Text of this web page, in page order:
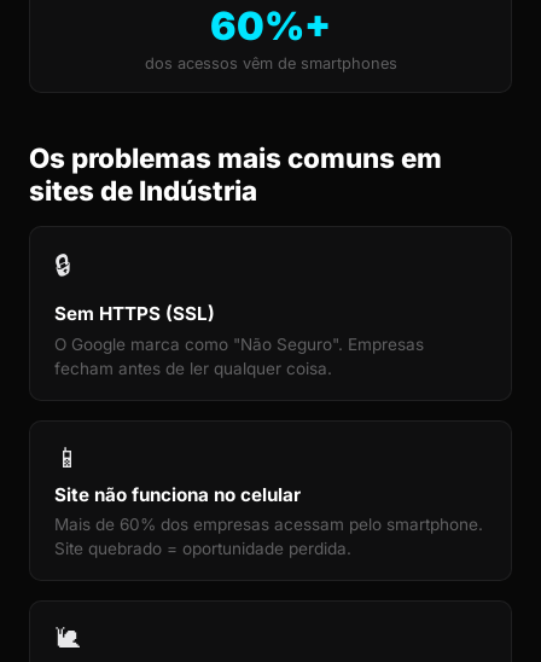
60%+
dos acessos vêm de smartphones
Os problemas mais comuns em
sites de Indústria
🔒
Sem HTTPS (SSL)
O Google marca como "Não Seguro". Empresas
fecham antes de ler qualquer coisa.
📱
Site não funciona no celular
Mais de 60% dos empresas acessam pelo smartphone.
Site quebrado = oportunidade perdida.
🐌